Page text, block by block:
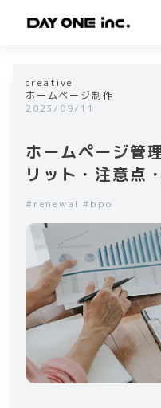
creative
ホームページ制作
2023/09/11
ホームページ管
リット・注意点
#renewal #bpo